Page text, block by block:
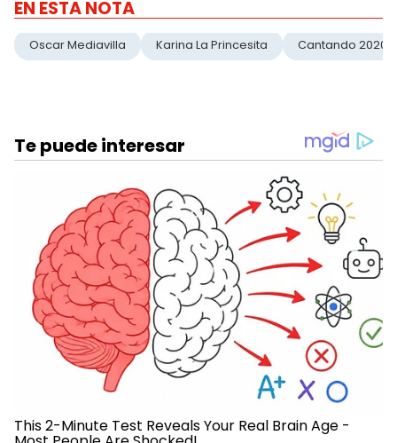
EN ESTA NOTA
Oscar Mediavilla Karina La Princesita Cantando 2020